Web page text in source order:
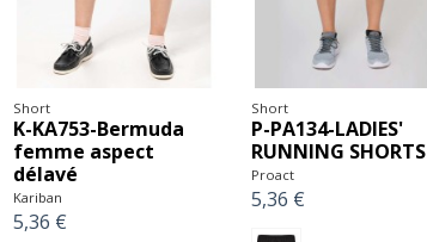
Short
K-KA753-Bermuda
femme aspect
délavé
Kariban
5,36 €
Short
P-PA134-LADIES'
RUNNING SHORTS
Proact
5,36 €